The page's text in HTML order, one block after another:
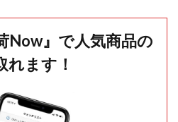
Now』で人気商品の
れます！